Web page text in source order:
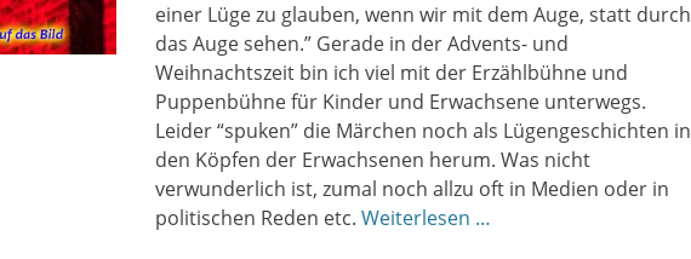
einer Lüge zu glauben, wenn wir mit dem Auge, statt durch
das Auge sehen.” Gerade in der Advents- und
Weihnachtszeit bin ich viel mit der Erzählbühne und
Puppenbühne für Kinder und Erwachsene unterwegs.
Leider “spuken” die Märchen noch als Lügengeschichten in
den Köpfen der Erwachsenen herum. Was nicht
verwunderlich ist, zumal noch allzu oft in Medien oder in
politischen Reden etc. Weiterlesen …